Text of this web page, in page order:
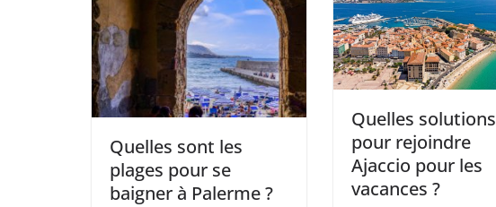
Quelles sont les
plages pour se
baigner à Palerme ?
Quelles solutions
pour rejoindre
Ajaccio pour les
vacances ?